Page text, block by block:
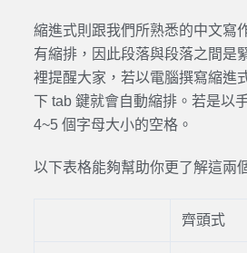
縮進式則跟我們所熟悉的中文寫
有縮排，因此段落與段落之間是
裡提醒大家，若以電腦撰寫縮進
下 tab 鍵就會自動縮排。若是以
4~5 個字母大小的空格。
以下表格能夠幫助你更了解這兩
齊頭式